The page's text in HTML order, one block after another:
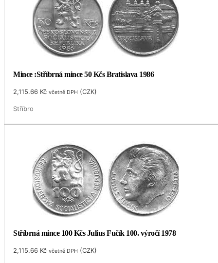
Mince :Stříbrná mince 50 Kčs Bratislava 1986
2,115.66 Kč včetně DPH (CZK)
Stříbro
Stříbrná mince 100 Kčs Julius Fučík 100. výročí 1978
2,115.66 Kč včetně DPH (CZK)